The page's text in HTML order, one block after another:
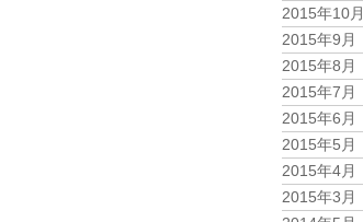
2015年10月
2015年9月
2015年8月
2015年7月
2015年6月
2015年5月
2015年4月
2015年3月